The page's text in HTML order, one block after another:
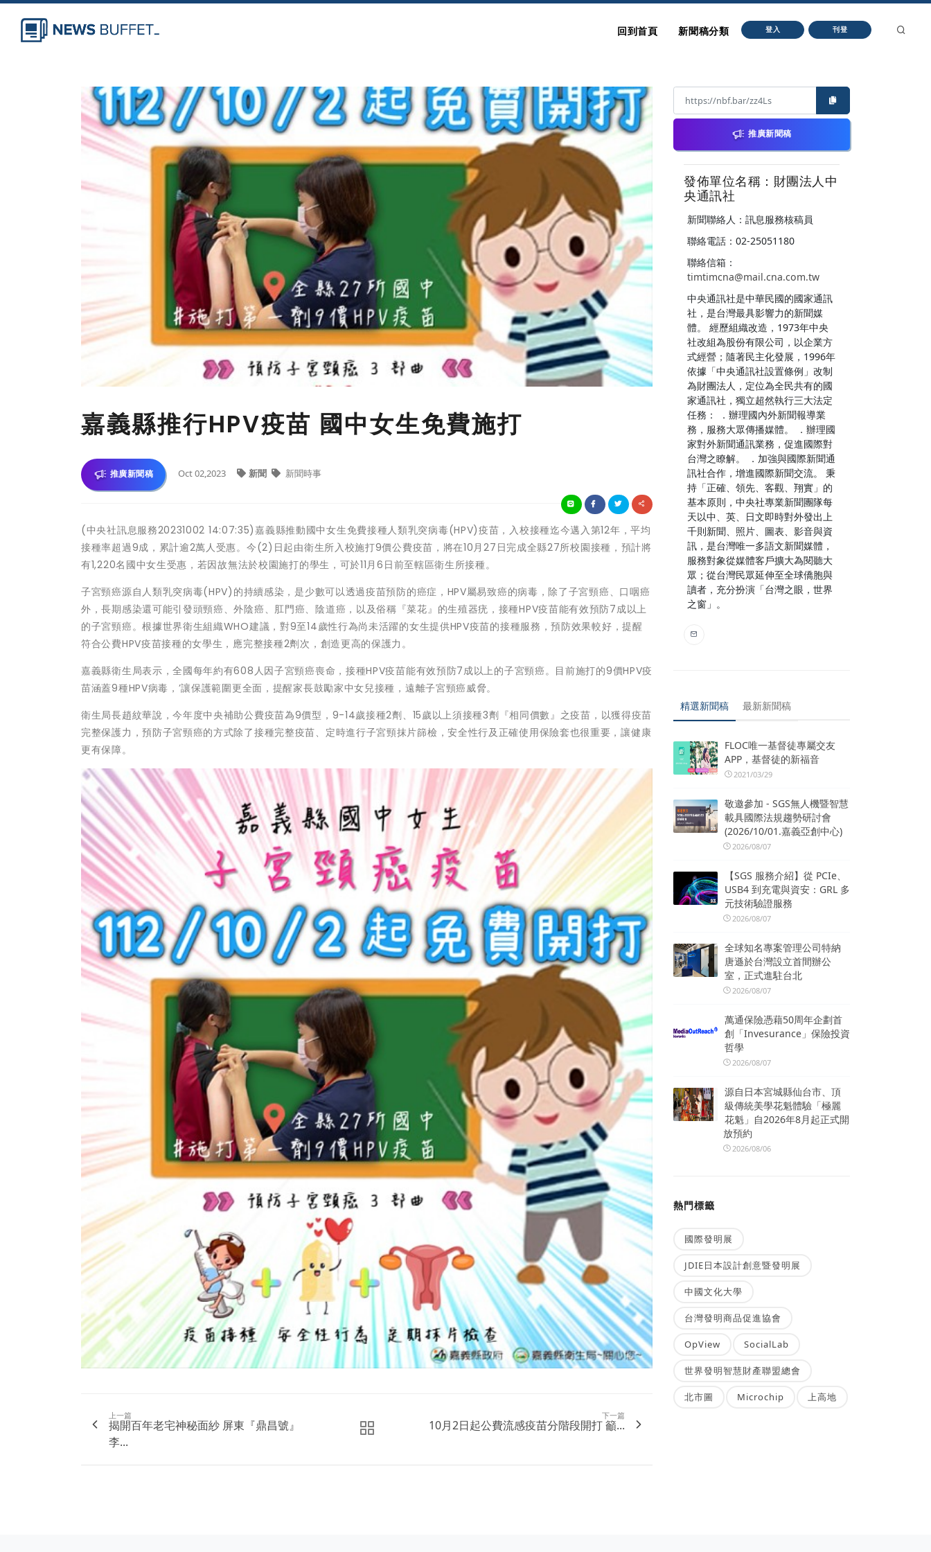
回到首頁 新聞稿分類 登入 刊登
嘉義縣推行HPV疫苗 國中女生免費施打
推廣新聞稿 Oct 02,2023 新聞 新聞時事
(中央社訊息服務20231002 14:07:35)嘉義縣推動國中女生免費接種人類乳突病毒(HPV)疫苗，入校接種迄今邁入第12年，平均
接種率超過9成，累計逾2萬人受惠。今(2)日起由衛生所入校施打9價公費疫苗，將在10月27日完成全縣27所校園接種，預計將
有1,220名國中女生受惠，若因故無法於校園施打的學生，可於11月6日前至轄區衛生所接種。
子宮頸癌源自人類乳突病毒(HPV)的持續感染，是少數可以透過疫苗預防的癌症，HPV屬易致癌的病毒，除了子宮頸癌、口咽癌
外，長期感染還可能引發頭頸癌、外陰癌、肛門癌、陰道癌，以及俗稱『菜花』的生殖器疣，接種HPV疫苗能有效預防7成以上
的子宮頸癌。根據世界衛生組織WHO建議，對9至14歲性行為尚未活躍的女生提供HPV疫苗的接種服務，預防效果較好，提醒
符合公費HPV疫苗接種的女學生，應完整接種2劑次，創造更高的保護力。
嘉義縣衛生局表示，全國每年約有608人因子宮頸癌喪命，接種HPV疫苗能有效預防7成以上的子宮頸癌。目前施打的9價HPV疫
苗涵蓋9種HPV病毒，’讓保護範圍更全面，提醒家長鼓勵家中女兒接種，遠離子宮頸癌威脅。
衛生局長趙紋華說，今年度中央補助公費疫苗為9價型，9-14歲接種2劑、15歲以上須接種3劑『相同價數』之疫苗，以獲得疫苗
完整保護力，預防子宮頸癌的方式除了接種完整疫苗、定時進行子宮頸抹片篩檢，安全性行及正確使用保險套也很重要，讓健康
更有保障。
上一篇
揭開百年老宅神秘面紗 屏東『鼎昌號』
李...
下一篇
10月2日起公費流感疫苗分階段開打 籲...
推廣新聞稿
發佈單位名稱：財團法人中
央通訊社
新聞聯絡人：訊息服務核稿員
聯絡電話：02-25051180
聯絡信箱：
timtimcna@mail.cna.com.tw
中央通訊社是中華民國的國家通訊
社，是台灣最具影響力的新聞媒
體。 經歷組織改造，1973年中央
社改組為股份有限公司，以企業方
式經營；隨著民主化發展，1996年
依據「中央通訊社設置條例」改制
為財團法人，定位為全民共有的國
家通訊社，獨立超然執行三大法定
任務： ．辦理國內外新聞報導業
務，服務大眾傳播媒體。 ．辦理國
家對外新聞通訊業務，促進國際對
台灣之瞭解。 ．加強與國際新聞通
訊社合作，增進國際新聞交流。 秉
持「正確、領先、客觀、翔實」的
基本原則，中央社專業新聞團隊每
天以中、英、日文即時對外發出上
千則新聞、照片、圖表、影音與資
訊，是台灣唯一多語文新聞媒體，
服務對象從媒體客戶擴大為閱聽大
眾；從台灣民眾延伸至全球僑胞與
讀者，充分扮演「台灣之眼，世界
之窗」。
精選新聞稿 最新新聞稿
FLOC唯一基督徒專屬交友
APP，基督徒的新福音
2021/03/29
敬邀參加 - SGS無人機暨智慧
載具國際法規趨勢研討會
(2026/10/01.嘉義亞創中心)
2026/08/07
【SGS 服務介紹】從 PCIe、
USB4 到充電與資安：GRL 多
元技術驗證服務
2026/08/07
全球知名專案管理公司特納
唐遜於台灣設立首間辦公
室，正式進駐台北
2026/08/07
萬通保險憑藉50周年企劃首
創「Invesurance」保險投資
哲學
2026/08/07
源自日本宮城縣仙台市、頂
級傳統美學花魁體驗「極麗
花魁」自2026年8月起正式開
放預約
2026/08/06
熱門標籤
國際發明展
JDIE日本設計創意暨發明展
中國文化大學
台灣發明商品促進協會
OpView SocialLab
世界發明智慧財產聯盟總會
北市圖 Microchip 上高地